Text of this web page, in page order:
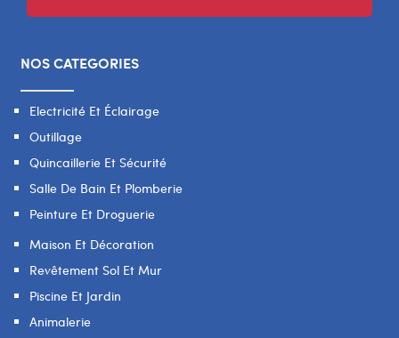
NOS CATEGORIES
Electricité Et Éclairage
Outillage
Quincaillerie Et Sécurité
Salle De Bain Et Plomberie
Peinture Et Droguerie
Maison Et Décoration
Revêtement Sol Et Mur
Piscine Et Jardin
Animalerie